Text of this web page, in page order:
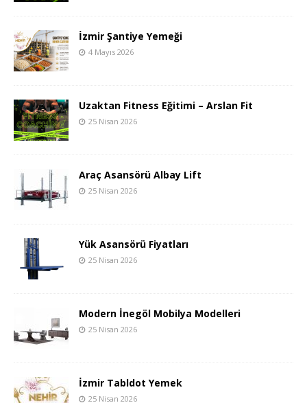
İzmir Şantiye Yemeği
4 Mayıs 2026
Uzaktan Fitness Eğitimi – Arslan Fit
25 Nisan 2026
Araç Asansörü Albay Lift
25 Nisan 2026
Yük Asansörü Fiyatları
25 Nisan 2026
Modern İnegöl Mobilya Modelleri
25 Nisan 2026
İzmir Tabldot Yemek
25 Nisan 2026